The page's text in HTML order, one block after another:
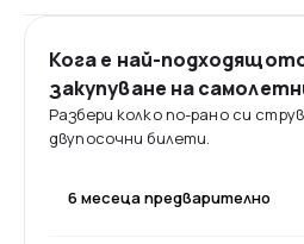
Кога е най-
закупуване на
Разбери колко по-рано си
двупосочни билети.
6 месеца предварително